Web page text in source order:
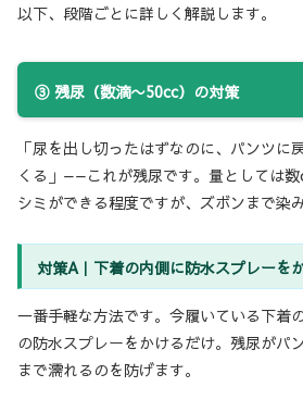
以下、段階ごとに詳しく解説します。
③ 残尿（数滴〜50cc）の対策
「尿を出し切ったはずなのに、パンツに
くる」——これが残尿です。量としては
シミができる程度ですが、ズボンまで染
対策A｜下着の内側に防水スプレーを
一番手軽な方法です。今履いている下着
の防水スプレーをかけるだけ。残尿がパ
まで濡れるのを防げます。